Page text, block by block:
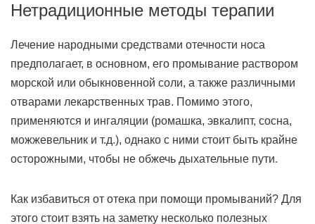
Нетрадиционные методы терапии
Лечение народными средствами отечности носа
предполагает, в основном, его промывание раствором
морской или обыкновенной соли, а также различными
отварами лекарственных трав. Помимо этого,
применяются и ингаляции (ромашка, эвкалипт, сосна,
можжевельник и т.д.), однако с ними стоит быть крайне
осторожными, чтобы не обжечь дыхательные пути.
Как избавиться от отека при помощи промываний? Для
этого стоит взять на заметку несколько полезных